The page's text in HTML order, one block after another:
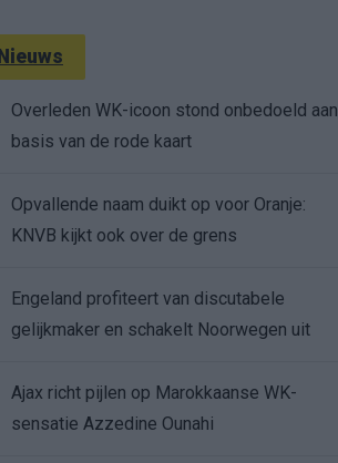
Nieuws
Overleden WK-icoon stond onbedoeld aan
basis van de rode kaart
Opvallende naam duikt op voor Oranje:
KNVB kijkt ook over de grens
Engeland profiteert van discutabele
gelijkmaker en schakelt Noorwegen uit
Ajax richt pijlen op Marokkaanse WK-
sensatie Azzedine Ounahi